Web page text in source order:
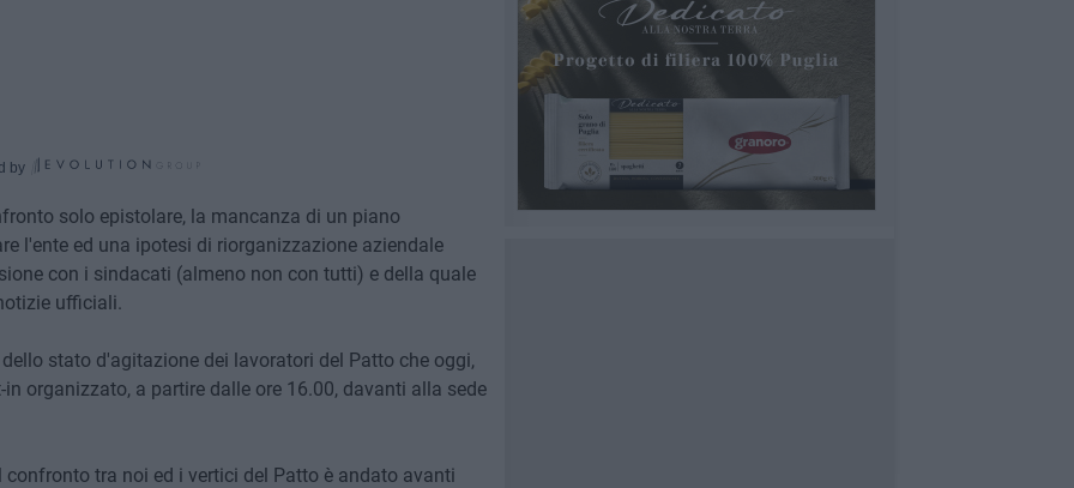
by
solo epistolare, la mancanza di un piano
l'ente ed una ipotesi di riorganizzazione aziendale
con i sindacati (almeno non con tutti) e della quale
ufficiali.
stato d'agitazione dei lavoratori del Patto che oggi,
organizzato, a partire dalle ore 16.00, davanti alla sede
tra noi ed i vertici del Patto è andato avanti